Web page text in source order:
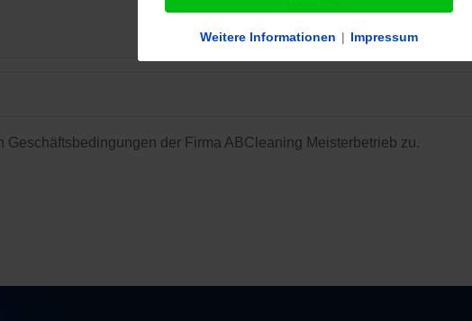
Geschäftsbedingungen der Firma ABCleaning Meisterbetrieb zu.
Weitere Informationen | Impressum